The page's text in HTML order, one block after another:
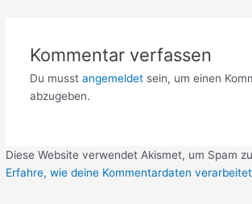
Kommentar verfassen
Du musst angemeldetsein, um einen
abzugeben.
Diese Website verwendet Akismet, um Spam
Erfahre, wie deine Kommentardaten